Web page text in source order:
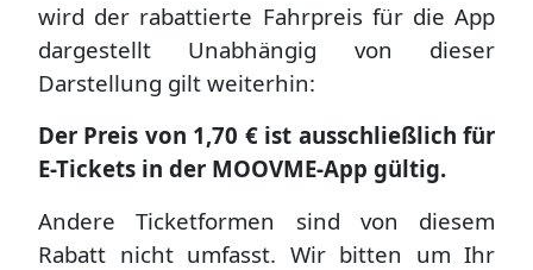
wird der rabattierte Fahrpreis für die App
dargestellt Unabhängig von dieser
Darstellung gilt weiterhin:
Der Preis von 1,70 € ist ausschließlich für
E-Tickets in der MOOVME-App gültig.
Andere Ticketformen sind von diesem
Rabatt nicht umfasst. Wir bitten um Ihr